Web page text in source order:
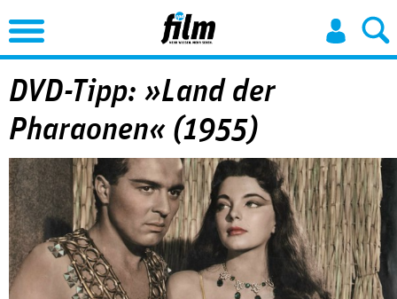
Jump to Navigation
DVD-Tipp: »Land der
Pharaonen« (1955)